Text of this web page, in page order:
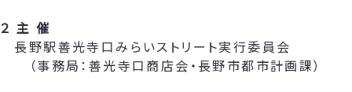
２ 主 催
長野駅善光寺口みらいストリート実行委員会
（事務局：善光寺口商店会・長野市都市計画課）